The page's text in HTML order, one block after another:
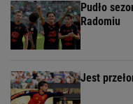
Pudło
Radomiu
Jest